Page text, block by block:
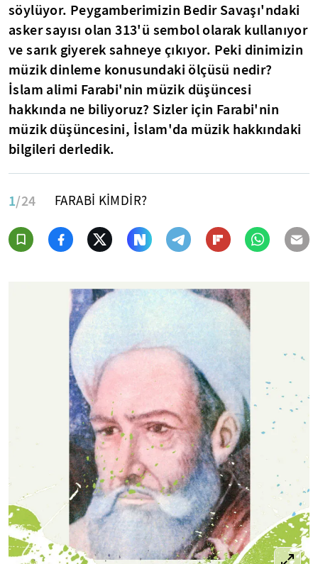
söylüyor. Peygamberimizin Bedir Savaşı'ndaki
asker sayısıolan 313'ü sembol olarak kullanıyor
ve sarık giyerek sahneye çıkıyor. Peki dinimizin
müzik dinleme konusundaki ölçüsü nedir?
İslam alimi Farabi'nin müzik düşüncesi
hakkında ne biliyoruz? Sizler için Farabi'nin
müzik düşüncesini, İslam'da müzik hakkındaki
bilgileri derledik.
1/24 FARABİ KİMDİR?